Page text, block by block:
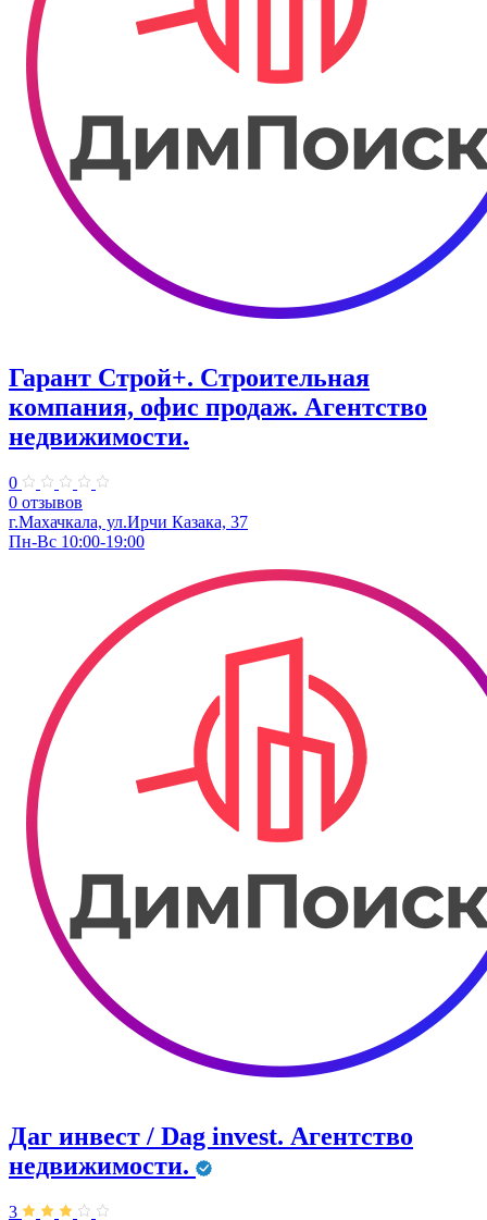
Гарант Строй+. Строительная
компания, офис продаж. Агентство
недвижимости.
0
0 отзывов
г.Махачкала, ул.Ирчи Казака, 37
Пн-Вс 10:00-19:00
Даг инвест / Dag invest. Агентство
недвижимости.
3